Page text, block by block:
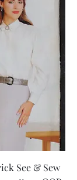
See & Sew